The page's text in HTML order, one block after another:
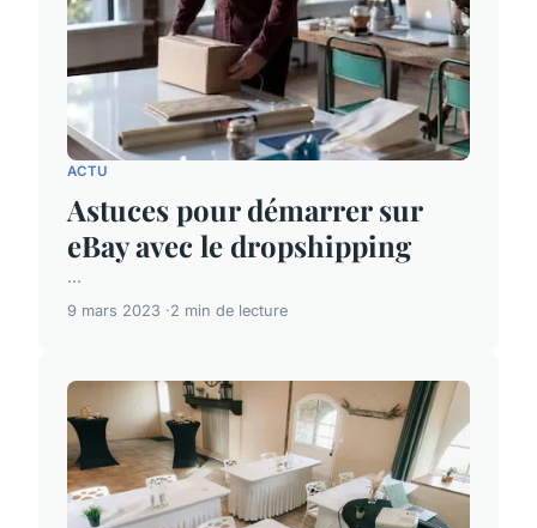
ACTU
Astuces pour démarrer sur
eBay avec le dropshipping
...
9 mars 2023 2 min de lecture